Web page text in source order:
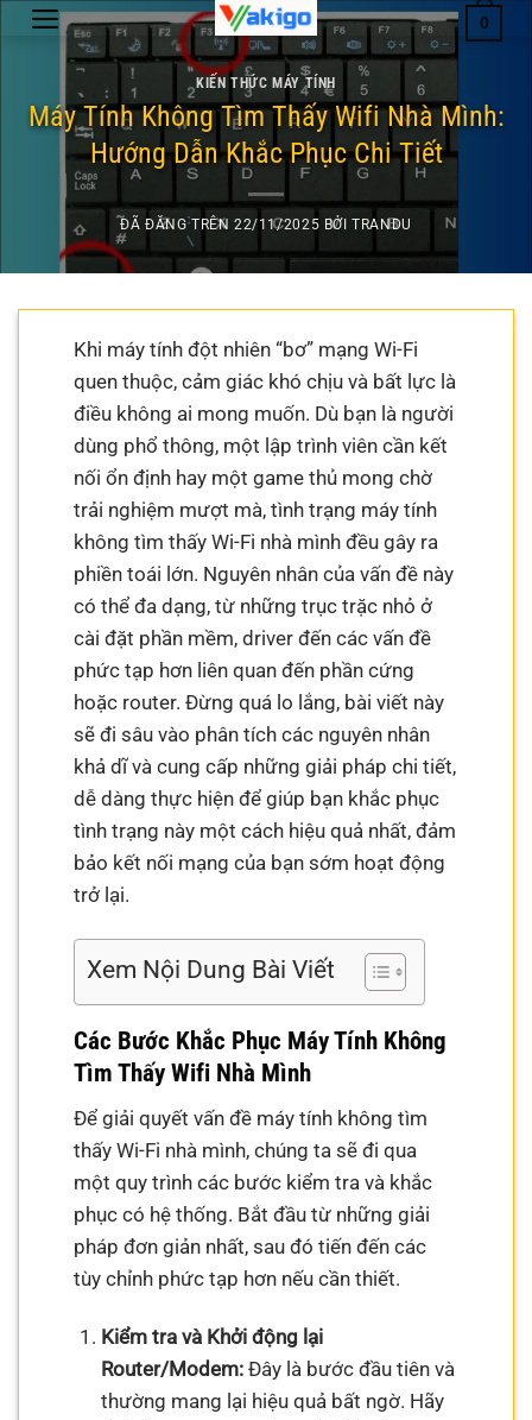
Chuyển
dung
0
KIẾN THỨC MÁY TÍNH
Máy Tính Không Tìm Thấy Wifi Nhà Mình:
Hướng Dẫn Khắc Phục Chi Tiết
ĐÃ ĐĂNG TRÊN22/11/2025 BỞITRANDU
Khi máy tính đột nhiên “bơ” mạng Wi-Fi
quen thuộc, cảm giác khó chịu và bất lực là
điều không ai mong muốn. Dù bạn là người
dùng phổ thông, một lập trình viên cần kết
nối ổn định hay một game thủ mong chờ
trải nghiệm mượt mà, tình trạng máy tính
không tìm thấy Wi-Fi nhà mình đều gây ra
phiền toái lớn. Nguyên nhân của vấn đề này
có thể đa dạng, từ những trục trặc nhỏ ở
cài đặt phần mềm, driver đến các vấn đề
phức tạp hơn liên quan đến phần cứng
hoặc router. Đừng quá lo lắng, bài viết này
sẽ đi sâu vào phân tích các nguyên nhân
khả dĩ và cung cấp những giải pháp chi tiết,
dễ dàng thực hiện để giúp bạn khắc phục
tình trạng này một cách hiệu quả nhất, đảm
bảo kết nối mạng của bạn sớm hoạt động
trở lại.
Xem Nội Dung Bài Viết
Các Bước Khắc Phục Máy Tính Không
Tìm Thấy Wifi Nhà Mình
Để giải quyết vấn đề máy tính không tìm
thấy Wi-Fi nhà mình, chúng ta sẽ đi qua
một quy trình các bước kiểm tra và khắc
phục có hệ thống. Bắt đầu từ những giải
pháp đơn giản nhất, sau đó tiến đến các
tùy chỉnh phức tạp hơn nếu cần thiết.
Kiểm tra và Khởi động lại
Router/Modem:Đây là bước đầu tiên và
thường mang lại hiệu quả bất ngờ. Hãy